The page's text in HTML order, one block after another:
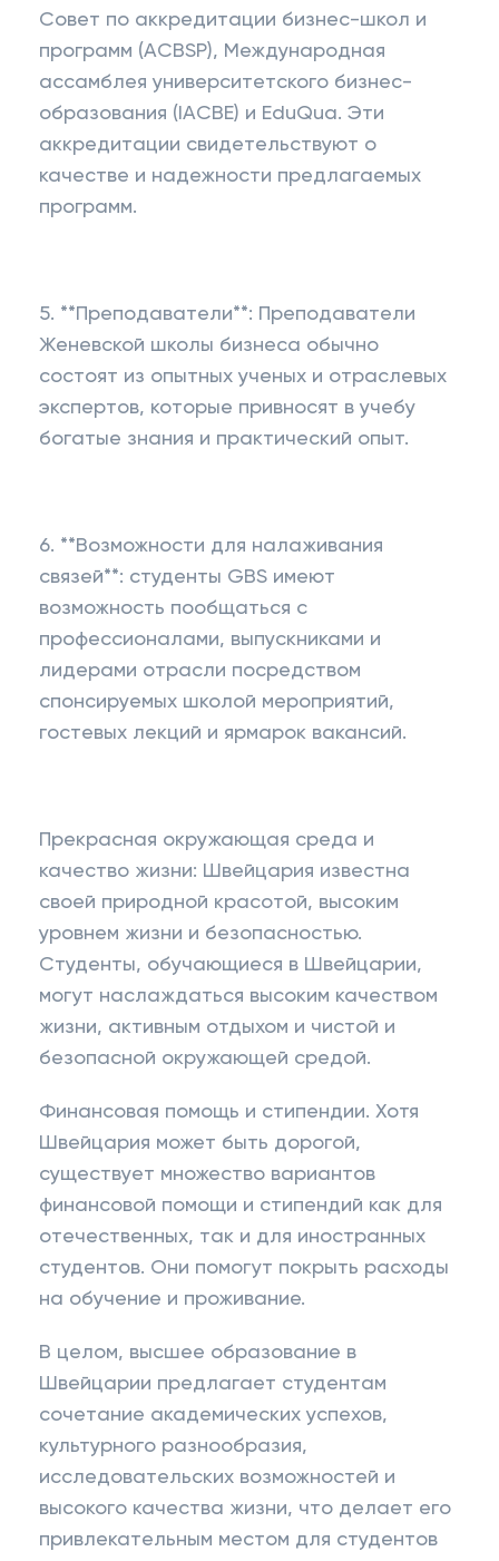
Совет по аккредитации бизнес-школ и
программ (ACBSP), Международная
ассамблея университетского бизнес-
образования (IACBE) и EduQua. Эти
аккредитации свидетельствуют о
качестве и надежности предлагаемых
программ.
5. **Преподаватели**: Преподаватели
Женевской школы бизнеса обычно
состоят из опытных ученых и отраслевых
экспертов, которые привносят в учебу
богатые знания и практический опыт.
6. **Возможности для налаживания
связей**: студенты GBS имеют
возможность пообщаться с
профессионалами, выпускниками и
лидерами отрасли посредством
спонсируемых школой мероприятий,
гостевых лекций и ярмарок вакансий.
Прекрасная окружающая среда и
качество жизни: Швейцария известна
своей природной красотой, высоким
уровнем жизни и безопасностью.
Студенты, обучающиеся в Швейцарии,
могут наслаждаться высоким качеством
жизни, активным отдыхом и чистой и
безопасной окружающей средой.
Финансовая помощь и стипендии. Хотя
Швейцария может быть дорогой,
существует множество вариантов
финансовой помощи и стипендий как для
отечественных, так и для иностранных
студентов. Они помогут покрыть расходы
на обучение и проживание.
В целом, высшее образование в
Швейцарии предлагает студентам
сочетание академических успехов,
культурного разнообразия,
исследовательских возможностей и
высокого качества жизни, что делает его
привлекательным местом для студентов